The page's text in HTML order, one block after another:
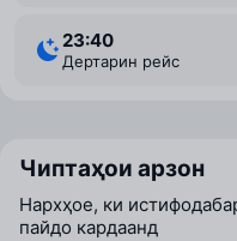
23:40
Дертарин рейс
Чиптаҳои арзон
Нархҳое, ки
пайдо кардаанд